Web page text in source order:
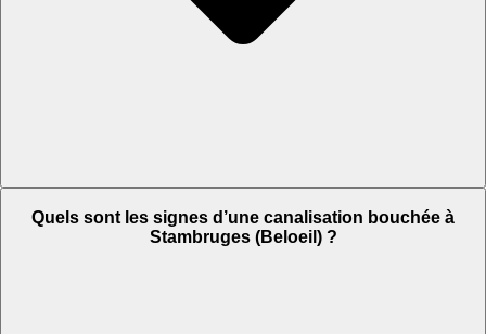
Quels sont les signes d’une canalisation bouchée à
Stambruges (Beloeil) ?